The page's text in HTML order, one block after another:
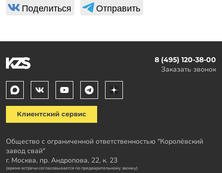
Поделиться Отправить
8 (495) 120-38-00
Заказать звонок
Клиентский сервис
Общество с ограниченной ответственностью "Королёвский
завод свай"
г. Москва, пр. Андропова, 22, к. 23
(время встречи согласовывается по предварительному звонку)